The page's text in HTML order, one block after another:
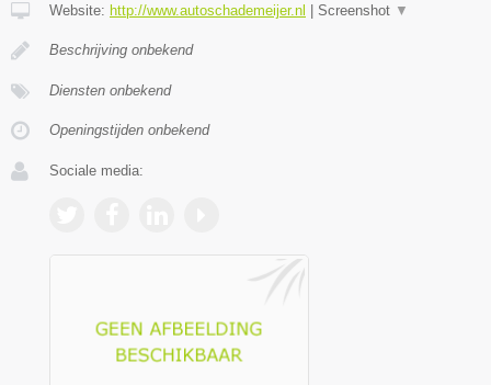
Website: http://www.autoschademeijer.nl Screenshot ▼
Beschrijving onbekend
Diensten onbekend
Openingstijden onbekend
Sociale media: